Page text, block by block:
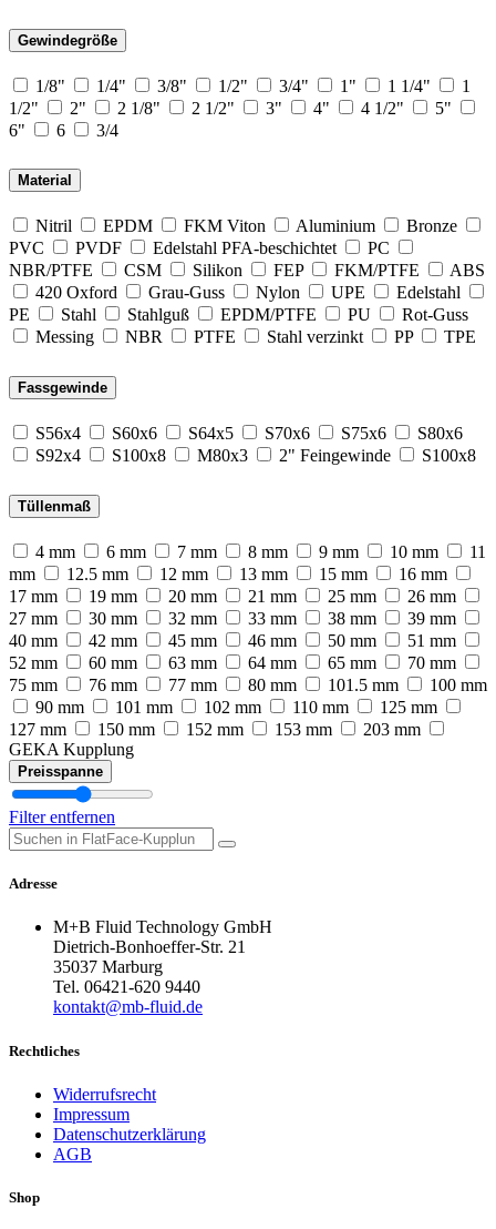
Gewindegröße
1/8" 1/4" 3/8" 1/2" 3/4" 1" 1 1/4"
1
1/2"
2" 2 1/8" 2 1/2" 3" 4" 4 1/2"
5"
6"
6 3/4
Material
Nitril EPDM FKM Viton Aluminium
Bronze
PVC
PVDF Edelstahl PFA-beschichtet
PC
NBR/PTFE
CSM Silikon FEP FKM/PTFE
ABS
420 Oxford
Grau-Guss Nylon UPE
Edelstahl
PE
Stahl Stahlguß EPDM/PTFE PU
Rot-Guss
Messing
NBR PTFE Stahl verzinkt PP TPE
Fassgewinde
S56x4 S60x6 S64x5 S70x6 S75x6
S80x6
S92x4
S100x8 M80x3 2" Feingewinde S100x8
Tüllenmaß
4 mm 6 mm 7 mm 8 mm 9 mm 10 mm
11
mm
12.5 mm 12 mm 13 mm 15 mm
16 mm
17 mm
19 mm 20 mm 21 mm 25 mm
26 mm
27 mm
30 mm 32 mm 33 mm 38 mm
39 mm
40 mm
42 mm 45 mm 46 mm 50 mm
51 mm
52 mm
60 mm 63 mm 64 mm 65 mm
70 mm
75 mm
76 mm 77 mm 80 mm 101.5 mm
100 mm
90 mm
101 mm 102 mm 110 mm
125 mm
127 mm
150 mm 152 mm 153 mm
203 mm
GEKA Kupplung
Preisspanne
Filter entfernen
Adresse
M+B Fluid Technology GmbH
Dietrich-Bonhoeffer-Str. 21
35037 Marburg
Tel. 06421-620 9440
kontakt@mb-fluid.de
Rechtliches
Widerrufsrecht
Impressum
Datenschutzerklärung
AGB
Shop